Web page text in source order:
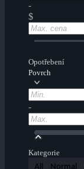
-
$
Opotřebení
Povrch
-
Kategorie
All Normal